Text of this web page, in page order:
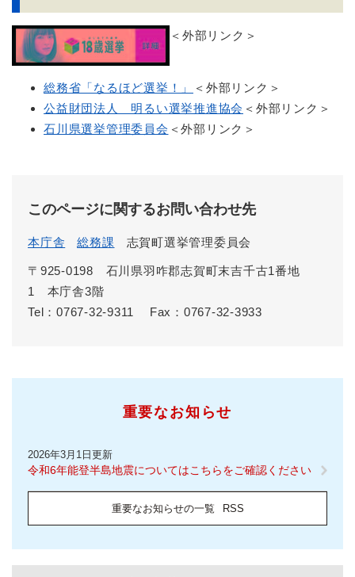
＜外部リンク＞
総務省「なるほど選挙！」
＜外部リンク＞
公益財団法人 明るい選挙推進協会 ＜外部リンク＞
石川県選挙管理委員会 ＜外部リンク＞
このページに関するお問い合わせ先
本庁舎 総務課 志賀町選挙管理委員会
〒925-0198 石川県羽咋郡志賀町末吉千古1番地
1 本庁舎3階
Tel：0767-32-9311
Fax：0767-32-3933
重要なお知らせ
2026年3月1日更新
令和6年能登半島地震についてはこちらをご確認ください
重要なお知らせの一覧 RSS